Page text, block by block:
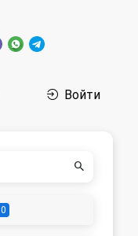
Войти
0